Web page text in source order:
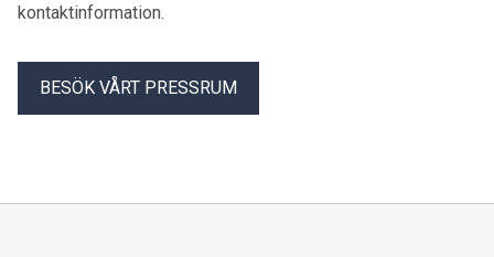
kontaktinformation.
BESÖK VÅRT PRESSRUM